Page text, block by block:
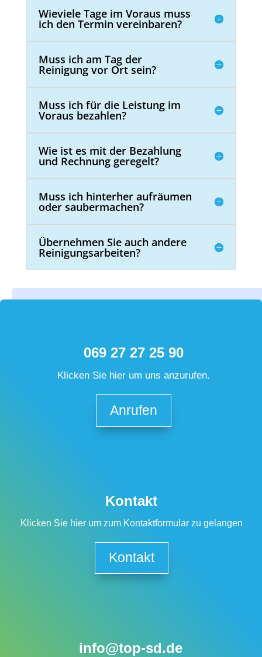
Wieviele Tage im Voraus muss
ich den Termin vereinbaren?
Muss ich am Tag der
Reinigung vor Ort sein?
Muss ich für die Leistung im
Voraus bezahlen?
Wie ist es mit der Bezahlung
und Rechnung geregelt?
Muss ich hinterher aufräumen
oder saubermachen?
Übernehmen Sie auch andere
Reinigungsarbeiten?
069 27 27 25 90
Klicken Sie hier um uns anzurufen.
Anrufen
Kontakt
Klicken Sie hier um zum Kontaktformular zu gelangen
Kontakt
info@top-sd.de